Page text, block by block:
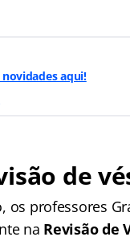
aqui!
de
os professores
na Revisão de